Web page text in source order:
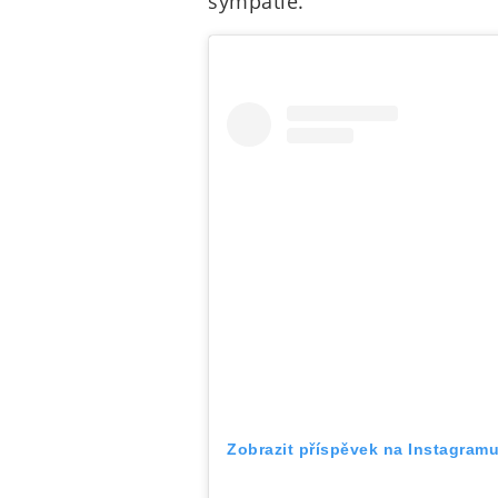
Zobrazit příspěvek na Instagramu